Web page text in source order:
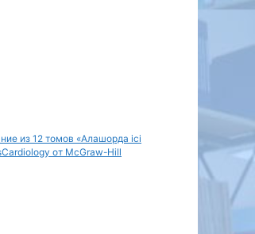
из 12 томов «Алашорда ісі
от McGraw-Hill